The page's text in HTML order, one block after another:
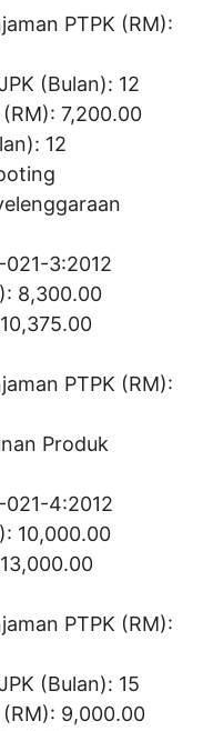
PTPK (RM):
(Bulan): 12
7,200.00
12
021-3:2012
8,300.00
PTPK (RM):
Produk
021-4:2012
10,000.00
PTPK (RM):
(Bulan): 15
(RM): 9,000.00